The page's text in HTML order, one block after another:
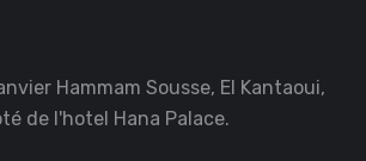
Hammam Sousse, El Kantaoui,
de l'hotel Hana Palace.